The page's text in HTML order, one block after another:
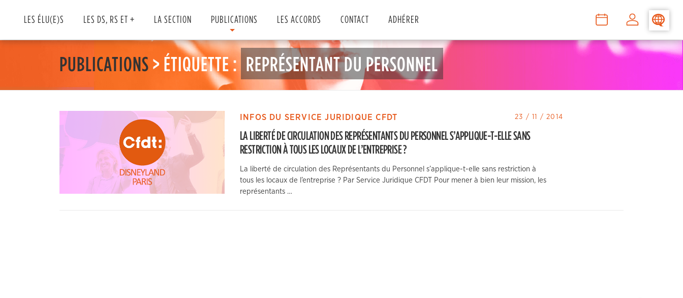
LES ÉLU(E)S LES DS, RS ET + LA SECTION PUBLICATIONS LES ACCORDS CONTACT
ADHÉRER
–
–
PUBLICATIONS > ÉTIQUETTE : REPRÉSENTANT DU PERSONNEL
INFOS DU SERVICE JURIDIQUE CFDT 23 / 11 / 2014
LA LIBERTÉ DE CIRCULATION DES REPRÉSENTANTS DU PERSONNEL S’APPLIQUE-T-ELLE SANS
RESTRICTION À TOUS LES LOCAUX DE L’ENTREPRISE ?
La liberté de circulation des Représentants du Personnel s’applique-t-elle sans restriction à
tous les locaux de l’entreprise ? Par Service Juridique CFDT Pour mener à bien leur mission, les
représentants …